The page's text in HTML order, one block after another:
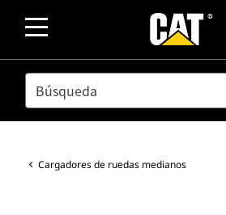
SEARCH
Cargadores de ruedas medianos